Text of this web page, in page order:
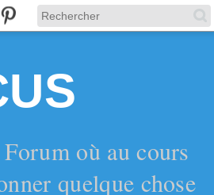
où au cours
quelque chose